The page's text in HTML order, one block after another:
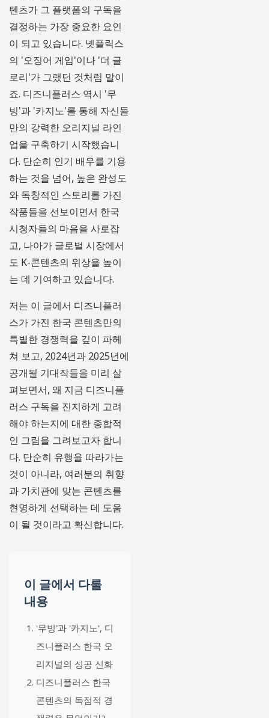
텐츠가 그 플랫폼의 구독을
결정하는 가장 중요한 요인
이 되고 있습니다. 넷플릭스
의 '오징어 게임'이나 '더 글
로리'가 그랬던 것처럼 말이
죠. 디즈니플러스 역시 '무
빙'과 '카지노'를 통해 자신들
만의 강력한 오리지널 라인
업을 구축하기 시작했습니
다. 단순히 인기 배우를 기용
하는 것을 넘어, 높은 완성도
와 독창적인 스토리를 가진
작품들을 선보이면서 한국
시청자들의 마음을 사로잡
고, 나아가 글로벌 시장에서
도 K-콘텐츠의 위상을 높이
는 데 기여하고 있습니다.
저는 이 글에서 디즈니플러
스가 가진 한국 콘텐츠만의
특별한 경쟁력을 깊이 파헤
쳐 보고, 2024년과 2025년에
공개될 기대작들을 미리 살
펴보면서, 왜 지금 디즈니플
러스 구독을 진지하게 고려
해야 하는지에 대한 종합적
인 그림을 그려보고자 합니
다. 단순히 유행을 따라가는
것이 아니라, 여러분의 취향
과 가치관에 맞는 콘텐츠를
현명하게 선택하는 데 도움
이 될 것이라고 확신합니다.
이 글에서 다룰
내용
'무빙'과 '카지노', 디
즈니플러스 한국 오
리지널의 성공 신화
디즈니플러스 한국
콘텐츠의 독점적 경